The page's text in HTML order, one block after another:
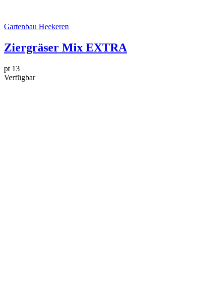
Gartenbau Heekeren
Ziergräser Mix EXTRA
pt 13
Verfügbar